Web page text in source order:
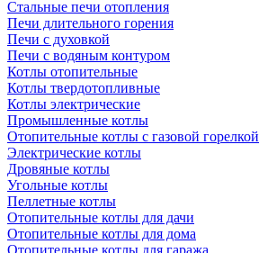
Стальные печи отопления
Печи длительного горения
Печи с духовкой
Печи с водяным контуром
Котлы отопительные
Котлы твердотопливные
Котлы электрические
Промышленные котлы
Отопительные котлы с газовой горелкой
Электрические котлы
Дровяные котлы
Угольные котлы
Пеллетные котлы
Отопительные котлы для дачи
Отопительные котлы для дома
Отопительные котлы для гаража